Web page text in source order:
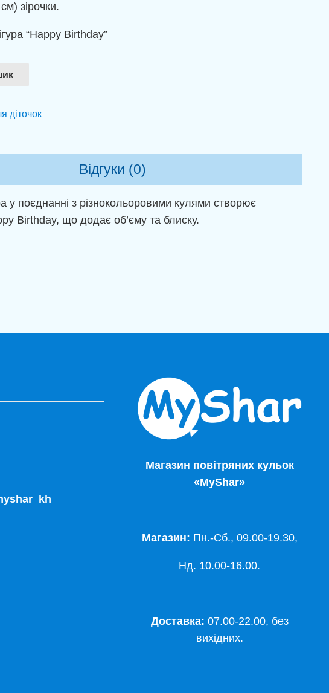
зірочки.
“Happy Birthday”
діточок
Відгуки (0)
поєднанні з різнокольоровими кулями створює
Birthday, що додає об’єму та блиску.
Магазин повітряних кульок
«MyShar»
Магазин: Пн.-Сб., 09.00-19.30,
Нд. 10.00-16.00.
Доставка: 07.00-22.00, без
вихідних.